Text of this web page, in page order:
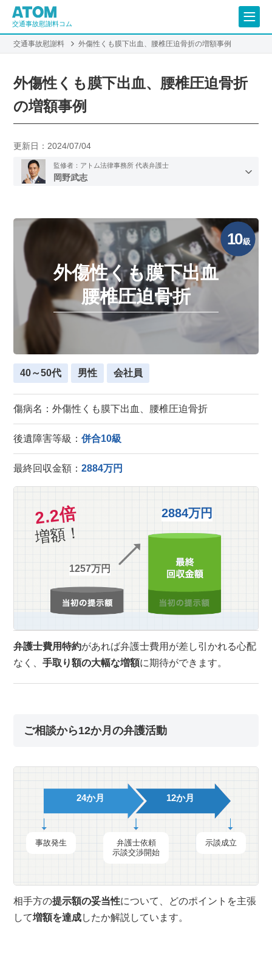
交通事故慰謝料コム
交通事故慰謝料 外傷性くも膜下出血、腰椎圧迫骨折の増額事例
外傷性くも膜下出血、腰椎圧迫骨折
の増額事例
更新日： 2024/07/04
監修者：アトム法律事務所 代表弁護士
岡野武志
10級
外傷性くも膜下出血
腰椎圧迫骨折
40～50代 男性 会社員
傷病名：外傷性くも膜下出血、腰椎圧迫骨折
後遺障害等級：併合10級
最終回収金額：2884万円
2.2倍
増額！
1257万円
2884万円
弁護士費用特約があれば弁護士費用が差し引かれる心配
なく、手取り額の大幅な増額に期待ができます。
ご相談から12か月の弁護活動
24か月 12か月
事故発生
弁護士依頼
示談交渉開始
示談成立
相手方の提示額の妥当性について、どのポイントを主張
して増額を達成したか解説しています。